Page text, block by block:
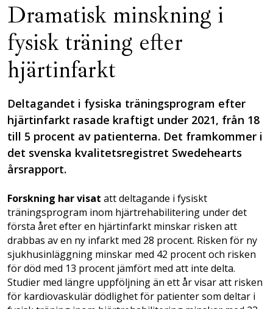
Dramatisk minskning i
fysisk träning efter
hjärtinfarkt
Deltagandet i fysiska träningsprogram efter
hjärtinfarkt rasade kraftigt under 2021, från 18
till 5 procent av patienterna. Det framkommer i
det svenska kvalitetsregistret Swedehearts
årsrapport.
Forskning har visat att deltagande i fysiskt
träningsprogram inom hjärtrehabilitering under det
första året efter en hjärtinfarkt minskar risken att
drabbas av en ny infarkt med 28 procent. Risken för ny
sjukhusinläggning minskar med 42 procent och risken
för död med 13 procent jämfört med att inte delta.
Studier med längre uppföljning än ett år visar att risken
för kardiovaskulär dödlighet för patienter som deltar i